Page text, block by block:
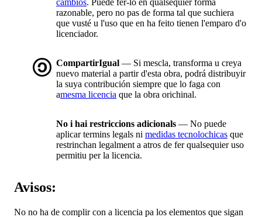
cambios. Puede fer-lo en qualsequier forma
razonable, pero no pas de forma tal que suchiera
que vusté u l'uso que en ha feito tienen l'emparo d'o
licenciador.
CompartirIgual — Si mescla, transforma u creya
nuevo material a partir d'esta obra, podrá distribuyir
la suya contribución siempre que lo faga con
amesma licencia que la obra orichinal.
No i hai restriccions adicionals — No puede
aplicar termins legals ni medidas tecnolochicas que
restrinchan legalment a atros de fer qualsequier uso
permitiu per la licencia.
Avisos:
No no ha de complir con a licencia pa los elementos que sigan